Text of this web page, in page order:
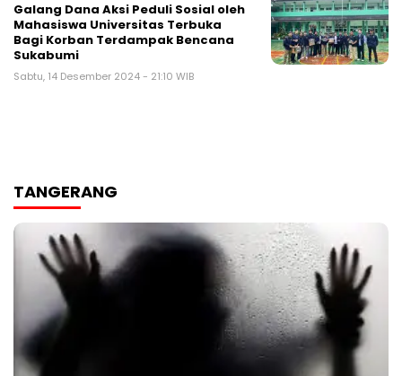
Galang Dana Aksi Peduli Sosial oleh
Mahasiswa Universitas Terbuka
Bagi Korban Terdampak Bencana
Sukabumi
Sabtu, 14 Desember 2024 - 21:10 WIB
TANGERANG